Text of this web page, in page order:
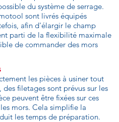
du système de serrage.
sont livrés équipés
afin d'élargir le champ
parti de la flexibilité maximale
de commander des mors
les pièces à usiner tout
filetages sont prévus sur les
peuvent être fixées sur ces
mors. Cela simplifie la
les temps de préparation.